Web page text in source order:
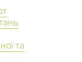
та